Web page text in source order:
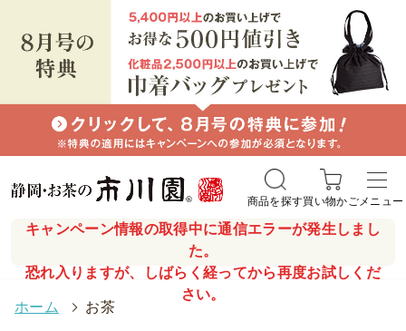
キャンペーン情報の取得中に通信エラーが発生しまし
た。
恐れ入りますが、しばらく経ってから再度お試しくだ
さい。
商品を探す買い物かごメニュー
ホーム > お茶